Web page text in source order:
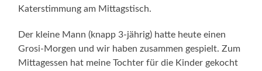
Katerstimmung am Mittagstisch.
Der kleine Mann (knapp 3-jährig) hatte heute einen
Grosi-Morgen und wir haben zusammen gespielt. Zum
Mittagessen hat meine Tochter für die Kinder gekocht